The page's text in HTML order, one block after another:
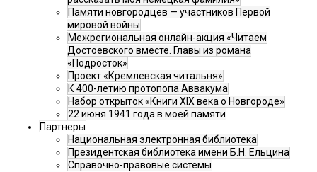
Памяти новгородцев — участников Первой
мировой войны
Межрегиональная онлайн-акция «Читаем
Достоевского вместе. Главы из романа
«Подросток»
Проект «Кремлевская читальня»
К 400-летию протопопа Аввакума
Набор открыток «Книги XIX века о Новгороде»
22 июня 1941 года в моей памяти
Партнеры
Национальная электронная библиотека
Президентская библиотека имени Б.Н. Ельцина
Справочно-правовые системы